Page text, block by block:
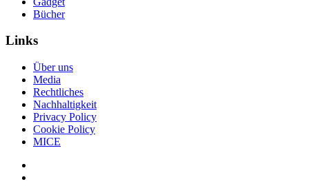
Bücher
Links
Über uns
Media
Rechtliches
Nachhaltigkeit
Privacy Policy
Cookie Policy
MICE